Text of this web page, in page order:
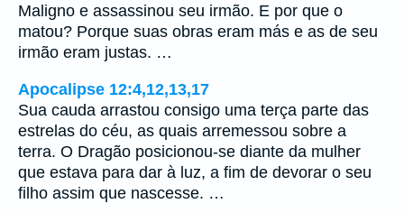
Maligno e assassinou seu irmão. E por que o
matou? Porque suas obras eram más e as de seu
irmão eram justas. …
Apocalipse 12:4,12,13,17
Sua cauda arrastou consigo uma terça parte das
estrelas do céu, as quais arremessou sobre a
terra. O Dragão posicionou-se diante da mulher
que estava para dar à luz, a fim de devorar o seu
filho assim que nascesse. …